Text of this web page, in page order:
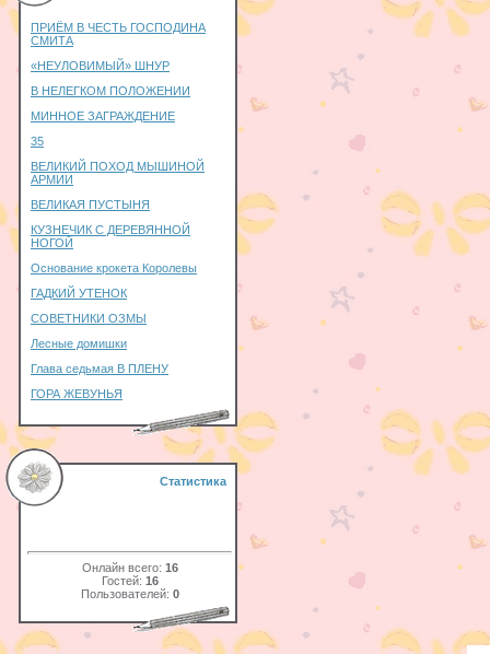
ПРИЁМ В ЧЕСТЬ ГОСПОДИНА
СМИТА
«НЕУЛОВИМЫЙ» ШНУР
В НЕЛЕГКОМ ПОЛОЖЕНИИ
МИННОЕ ЗАГРАЖДЕНИЕ
35
ВЕЛИКИЙ ПОХОД МЫШИНОЙ
АРМИИ
ВЕЛИКАЯ ПУСТЫНЯ
КУЗНЕЧИК С ДЕРЕВЯННОЙ
НОГОЙ
Основание крокета Королевы
ГАДКИЙ УТЕНОК
СОВЕТНИКИ ОЗМЫ
Лесные домишки
Глава седьмая В ПЛЕНУ
ГОРА ЖЕВУНЬЯ
Статистика
Онлайн всего: 16
Гостей: 16
Пользователей: 0